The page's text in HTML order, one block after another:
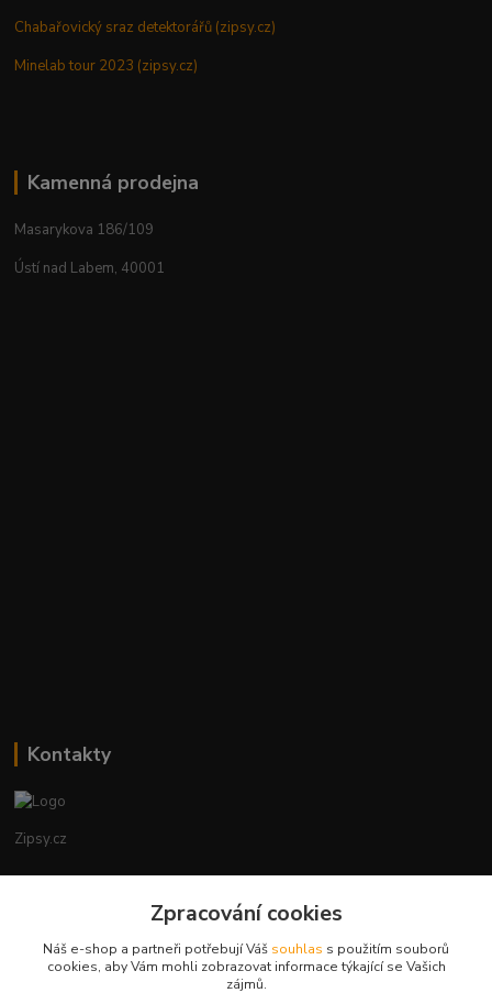
Chabařovický sraz detektorářů (zipsy.cz)
Minelab tour 2023 (zipsy.cz)
Kamenná prodejna
Masarykova 186/109
Ústí nad Labem, 40001
Kontakty
Zipsy.cz
+420774877333
obchod@zipsy.cz
Zpracování cookies
Náš e-shop a partneři potřebují Váš souhlas s použitím souborů
cookies, aby Vám mohli zobrazovat informace týkající se Vašich
zájmů.